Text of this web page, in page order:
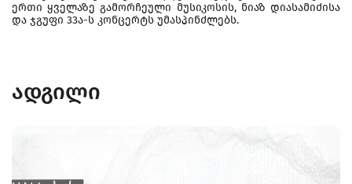
ერთი ყველაზე გამორჩეული მუსიკოსის, ნიაზ დიასამიძისა
და ჯგუფი 33ა-ს კონცერტს უმასპინძლებს.
ადგილი